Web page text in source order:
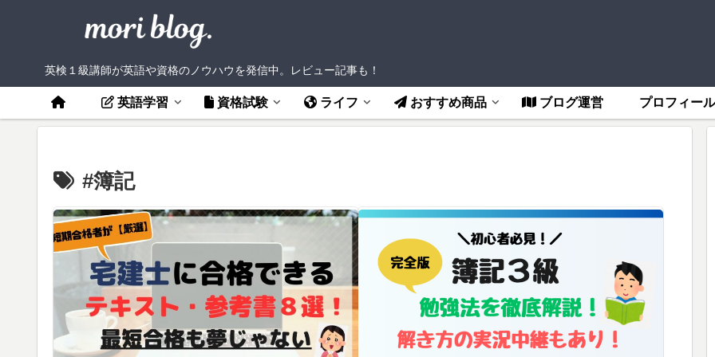
英検１級講師が英語や資格のノウハウを発信中。レビュー記事も！
英語学習 資格試験 ライフ おすすめ商品 ブログ運営 プロフィー
#簿記